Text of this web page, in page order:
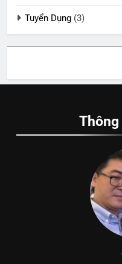
Tuyển Dụng (3)
Thông